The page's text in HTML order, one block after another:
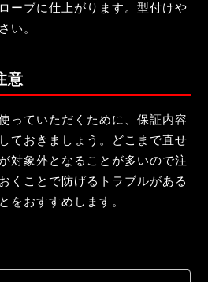
ーブに仕上がります。型付けや
い。
意
っていただくために、保証内容
ておきましょう。どこまで直せ
対象外となることが多いので注
くことで防げるトラブルがある
をおすすめします。